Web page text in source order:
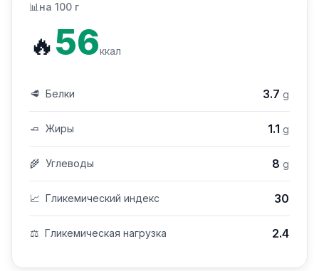
📊 на 100 г
🔥56ккал
🥩 Белки 3.7 g
🧈 Жиры 1.1 g
🌾 Углеводы 8 g
📈 Гликемический индекс 30
⚖️ Гликемическая нагрузка 2.4